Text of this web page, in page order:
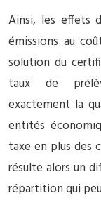
Ainsi, les effets
émissions au
solution du
taux de
exactement la
entités
taxe en plus des
résulte alors un
répartition qui